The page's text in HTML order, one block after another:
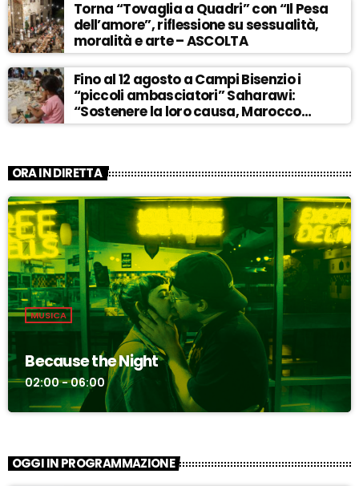
Torna “Tovaglia a Quadri” con “Il Pesa
dell’amore”, riflessione su sessualità,
moralità e arte – ASCOLTA
Fino al 12 agosto a Campi Bisenzio i
“piccoli ambasciatori” Saharawi:
“Sostenere la loro causa, Marocco
sempre più invadente” – ASCOLTA
ORA IN DIRETTA
MUSICA
Because the Night
02:00 - 06:00
OGGI IN PROGRAMMAZIONE